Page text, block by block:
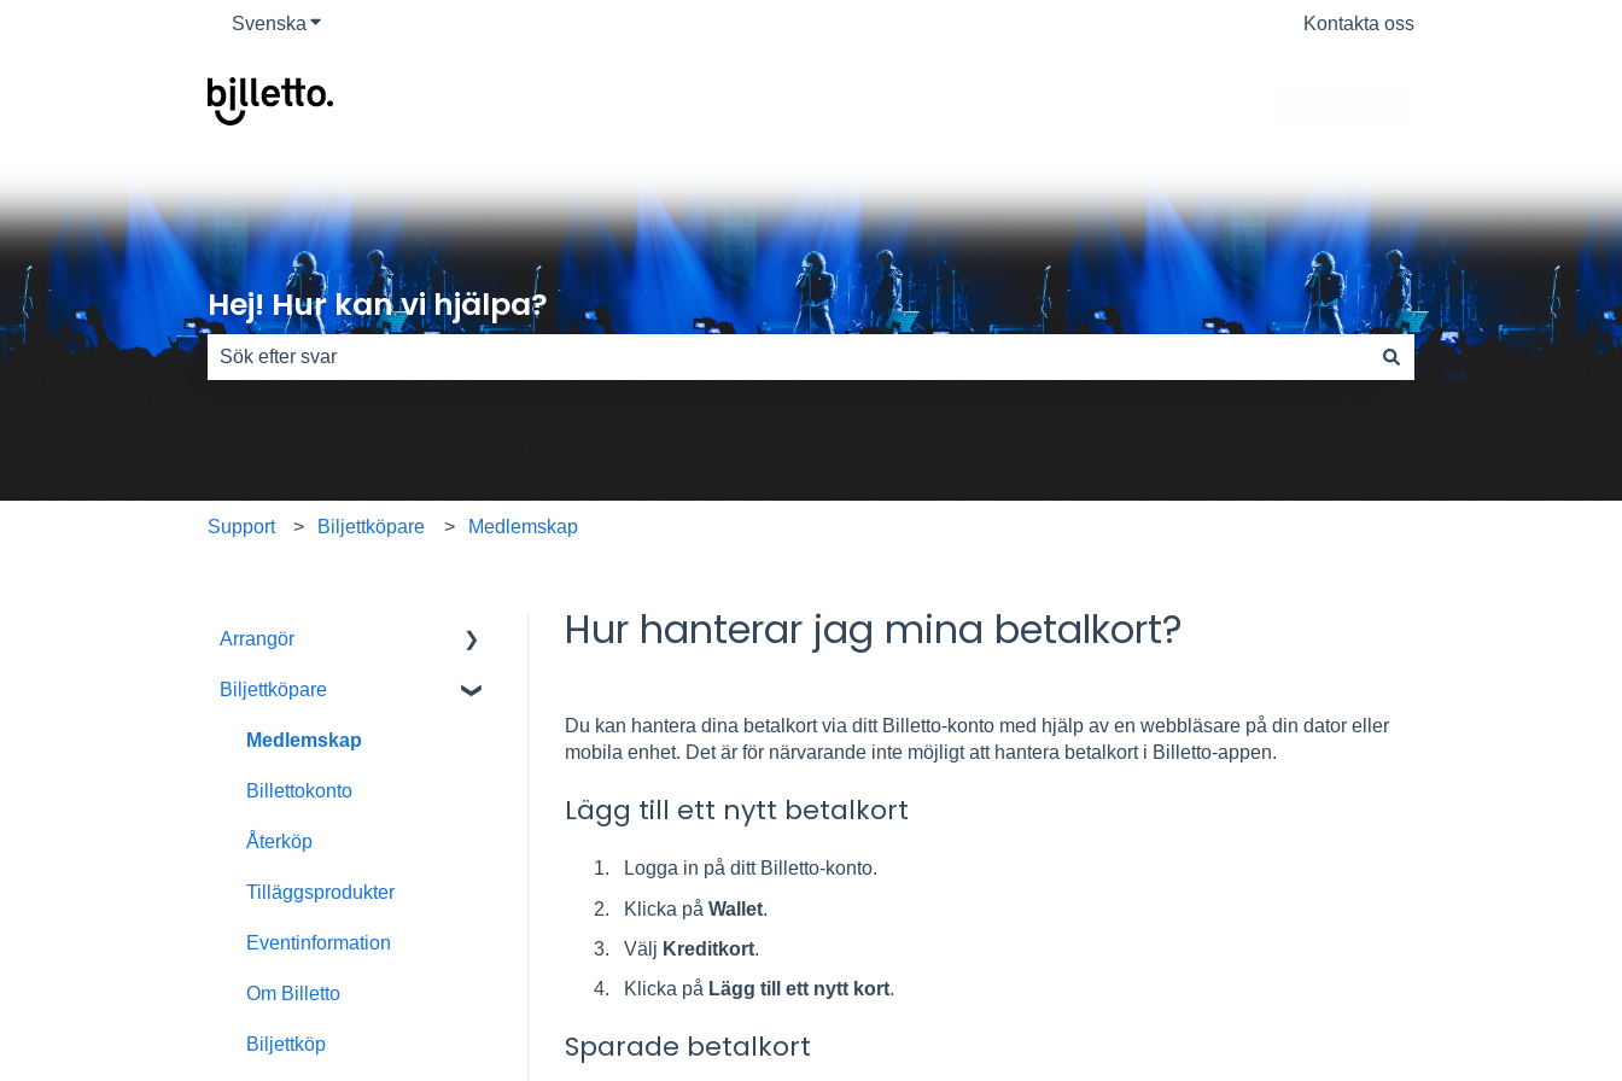
Svenska Visa undermenyer för översättningar Kontakta oss
Hej! Hur kan vi hjälpa?
Support Biljettköpare Medlemskap
Hur hanterar jag mina betalkort?
Du kan hantera dina betalkort via ditt Billetto-konto med hjälp av en webbläsare på din dator eller
mobila enhet. Det är för närvarande inte möjligt att hantera betalkort i Billetto-appen.
Lägg till ett nytt betalkort
Logga in på ditt Billetto-konto.
Klicka på Wallet.
Välj Kreditkort.
Klicka på Lägg till ett nytt kort.
Sparade betalkort
Arrangör
Kom igång med Billetto
Mitt Billetto
Skapa event
Anpassningar & design
Medlemskap
Insikter & rapporter
Skanning & dörrförsäljning
Finansiellt
Biljettköpare
Medlemskap
Billettokonto
Återköp
Tilläggsprodukter
Eventinformation
Om Billetto
Biljettköp